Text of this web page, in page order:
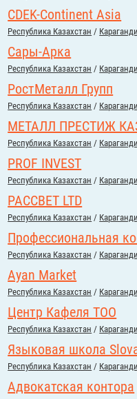
CDEK-Continent Asia
Республика Казахстан /
Сары-Арка
Республика Казахстан /
РостМеталл Групп
Республика Казахстан /
МЕТАЛЛ ПРЕСТИЖ
Республика Казахстан /
PROF INVEST
Республика Казахстан /
РАССВЕТ LTD
Республика Казахстан /
Профессиональная
Республика Казахстан /
Ayan Market
Республика Казахстан /
Центр Кафеля ТОО
Республика Казахстан /
Языковая школа
Республика Казахстан /
Адвокатская контора